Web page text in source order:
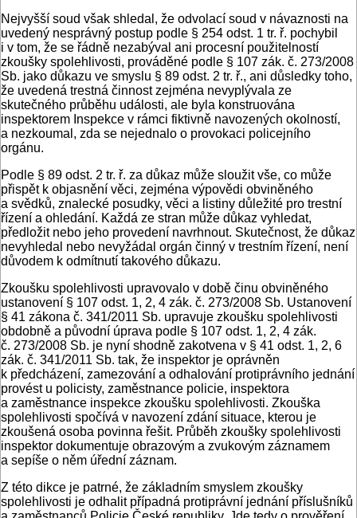
Nejvyšší soud však shledal, že odvolací soud v návaznosti na
uvedený nesprávný postup podle § 254 odst. 1 tr. ř. pochybil
i v tom, že se řádně nezabýval ani procesní použitelností
zkoušky spolehlivosti, prováděné podle § 107 zák. č. 273/2008
Sb. jako důkazu ve smyslu § 89 odst. 2 tr. ř., ani důsledky toho,
že uvedená trestná činnost zejména nevyplývala ze
skutečného průběhu události, ale byla konstruována
inspektorem Inspekce v rámci fiktivně navozených okolností,
a nezkoumal, zda se nejednalo o provokaci policejního
orgánu.
Podle § 89 odst. 2 tr. ř. za důkaz může sloužit vše, co může
přispět k objasnění věci, zejména výpovědi obviněného
a svědků, znalecké posudky, věci a listiny důležité pro trestní
řízení a ohledání. Každá ze stran může důkaz vyhledat,
předložit nebo jeho provedení navrhnout. Skutečnost, že důkaz
nevyhledal nebo nevyžádal orgán činný v trestním řízení, není
důvodem k odmítnutí takového důkazu.
Zkoušku spolehlivosti upravovalo v době činu obviněného
ustanovení § 107 odst. 1, 2, 4 zák. č. 273/2008 Sb. Ustanovení
§ 41 zákona č. 341/2011 Sb. upravuje zkoušku spolehlivosti
obdobně a původní úprava podle § 107 odst. 1, 2, 4 zák.
č. 273/2008 Sb. je nyní shodně zakotvena v § 41 odst. 1, 2, 6
zák. č. 341/2011 Sb. tak, že inspektor je oprávněn
k předcházení, zamezování a odhalování protiprávního jednání
provést u policisty, zaměstnance policie, inspektora
a zaměstnance inspekce zkoušku spolehlivosti. Zkouška
spolehlivosti spočívá v navození zdání situace, kterou je
zkoušená osoba povinna řešit. Průběh zkoušky spolehlivosti
inspektor dokumentuje obrazovým a zvukovým záznamem
a sepíše o něm úřední záznam.
Z této dikce je patrné, že základním smyslem zkoušky
spolehlivosti je odhalit případná protiprávní jednání příslušníků